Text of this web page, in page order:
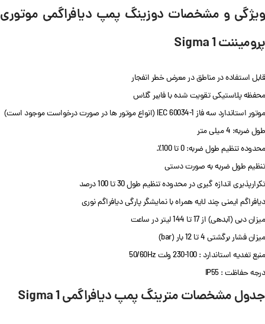
ویژگی و مشخصات دوزینگ پمپ دیافراگمی موتوری
پرومیننت Sigma 1
قابل استفاده در مناطق در معرض خطر انفجار
محفظه پلاستیکی تقویت شده با فایبر گلاس
موتور استاندارد سه فاز IEC 60034-1 (انواع موتور ها در صورت درخواست موجود است)
طول ضربه: 4 میلی متر
محدوده تنظیم طول ضربه: 0 تا 100٪.
تنظیم طول ضربه به صورت دستی
تکرارپذیری اندازه گیری در محدوده تنظیم طول 30 تا 100 درصد
دیافراگم ایمنی چند لایه همراه با نمایشگر پارگی دیافراگم نوری
میزان دبی (آبدهی) از 17 تا 144 لیتر در ساعت
میزان فشار برگشتی 4 تا 12 بار (bar)
منبع تغدیه استاندارد : 100-230 ولت 50/60Hz
درجه حفاظت : IP55
جدول مشخصات مترینگ پمپ دیافراگمی Sigma 1